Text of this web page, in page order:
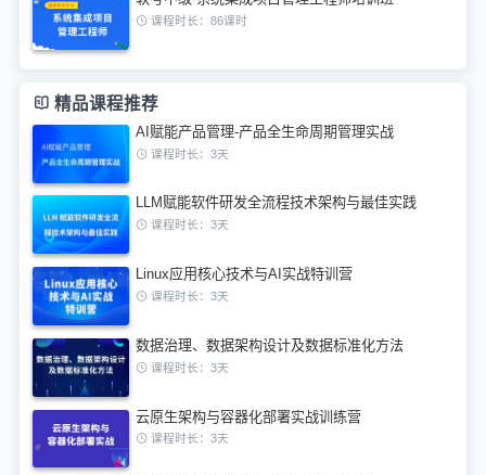
课程时长：86课时
精品课程推荐
AI赋能产品管理-产品全生命周期管理实战
课程时长：3天
LLM赋能软件研发全流程技术架构与最佳实践
课程时长：3天
Linux应用核心技术与AI实战特训营
课程时长：3天
数据治理、数据架构设计及数据标准化方法
课程时长：3天
云原生架构与容器化部署实战训练营
课程时长：3天